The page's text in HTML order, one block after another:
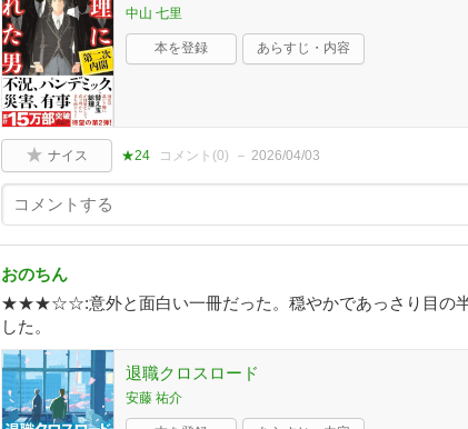
中山 七里
本を登録 あらすじ・内容
ナイス ★24 コメント(0) 2026/04/03
おのちん
★★★☆☆:意外と面白い一冊だった。穏やかであっさり目の
した。
退職クロスロード
安藤 祐介